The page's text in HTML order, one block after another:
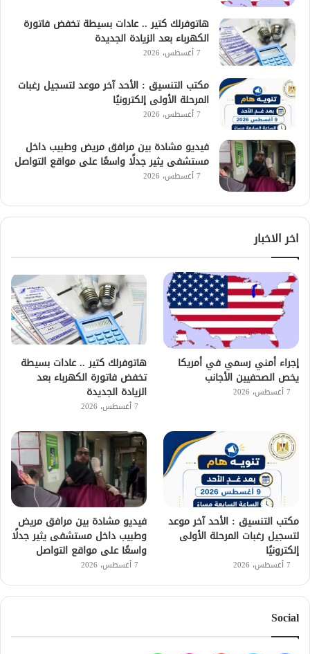
هاتوفرلك كتير .. عادات بسيطة تخفض فاتورة
الكهرباء بعد الزيادة الجديدة
7 أغسطس، 2026
مكتب التنسيق : الأحد آخر موعد لتسجيل رغبات
المرحلة الأولى إلكترونيًا
7 أغسطس، 2026
فيديو مشادة بين مرافق مريض وطبيب داخل
مستشفى يثير جدلًا واسعًا على مواقع التواصل
7 أغسطس، 2026
اخر الاخبار
إجراء أمني رسمي في أمريكا
يخص الصحفيين الأجانب
7 أغسطس، 2026
هاتوفرلك كتير .. عادات بسيطة
تخفض فاتورة الكهرباء بعد
الزيادة الجديدة
7 أغسطس، 2026
مكتب التنسيق : الأحد آخر موعد
لتسجيل رغبات المرحلة الأولى
إلكترونيًا
7 أغسطس، 2026
فيديو مشادة بين مرافق مريض
وطبيب داخل مستشفى يثير جدلًا
واسعًا على مواقع التواصل
7 أغسطس، 2026
Social